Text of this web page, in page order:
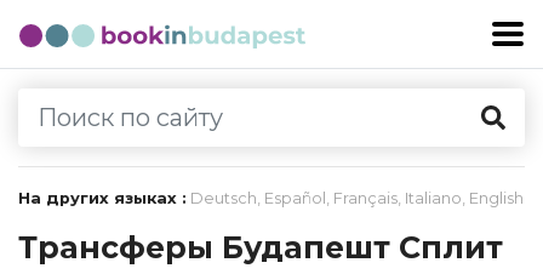
На других языках : Deutsch, Español , Français, Italiano, English
Трансферы Будапешт Сплит